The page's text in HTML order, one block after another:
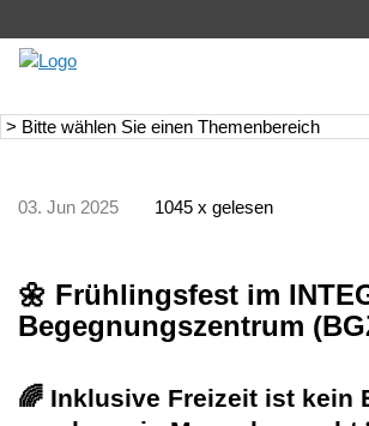
03. Jun 2025 1045 x gelesen
🌼 Frühlingsfest im
Begegnungszentrum
🌈 Inklusive Freizeit ist kein